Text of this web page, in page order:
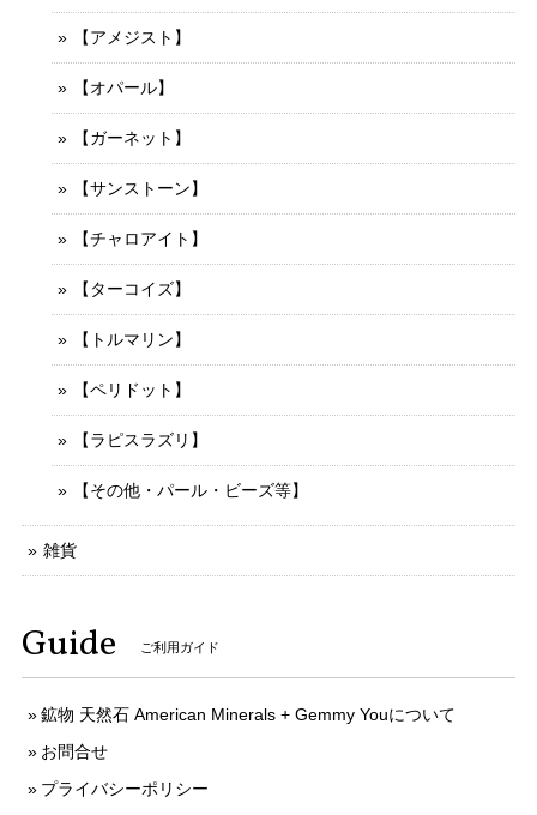
【アメジスト】
【オパール】
【ガーネット】
【サンストーン】
【チャロアイト】
【ターコイズ】
【トルマリン】
【ペリドット】
【ラピスラズリ】
【その他・パール・ビーズ等】
雑貨
Guide ご利用ガイド
鉱物 天然石 American Minerals + Gemmy Youについて
お問合せ
プライバシーポリシー